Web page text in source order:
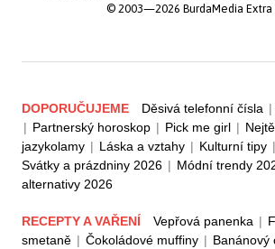
© 2003—2026 BurdaMedia Extra
DOPORUČUJEME Děsivá telefonní čísla |
| Partnerský horoskop | Pick me girl |
jazykolamy | Láska a vztahy | Kulturní tipy |
Svátky a prázdniny 2026 | Módní trendy
alternativy 2026
RECEPTY A VAŘENÍ Vepřová panenka |
smetaně | Čokoládové muffiny | Banánový